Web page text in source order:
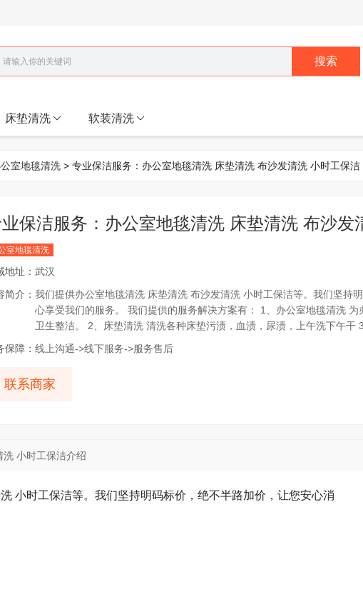
搜索
床垫清洗 软装清洗
室地毯清洗 > 专业保洁服务：办公室地毯清洗 床垫清洗 布沙发清洗 小时工保洁
保洁服务：办公室地毯清洗 床垫清洗 布沙发
室地毯清洗
地址： 武汉
简介： 我们提供办公室地毯清洗 床垫清洗 布沙发清洗 小时工保洁等。我们坚持
心享受我们的服务。 我们提供的服务解决方案有： 1、办公室地毯清洗
卫生整洁。 2、床垫清洗 清洗各种床垫污渍，血渍，尿渍，上午洗下午干
复沙发原有的洁净。 4、小时工保洁 如果您需要灵活的保洁服务，我们的
据自己的时间安排，预订我们的小时工进行保洁。...
保障： 线上沟通->线下服务->服务售后
联系商家
小时工保洁介绍
小时工保洁等。我们坚持明码标价，绝不半路加价，让您安心消